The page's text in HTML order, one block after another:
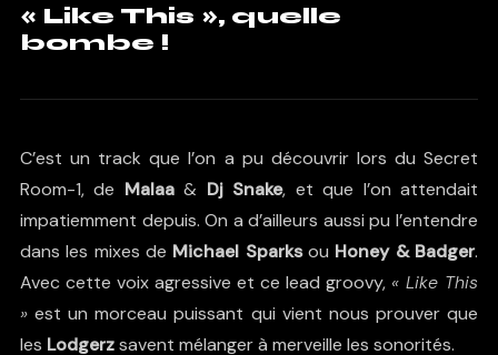
« Like This », quelle
bombe !
C’est un track que l’on a pu découvrir lors du Secret
Room-1, de Malaa& Dj Snake, et que l’on attendait
impatiemment depuis. On a d’ailleurs aussi pu l’entendre
dans les mixes de Michael Sparksou Honey & Badger.
Avec cette voix agressive et ce lead groovy, « Like This
»est un morceau puissant qui vient nous prouver que
les Lodgerzsavent mélanger à merveille les sonorités.